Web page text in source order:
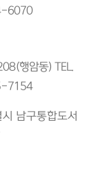
6070
행암동) TEL.
7154
남구통합도서